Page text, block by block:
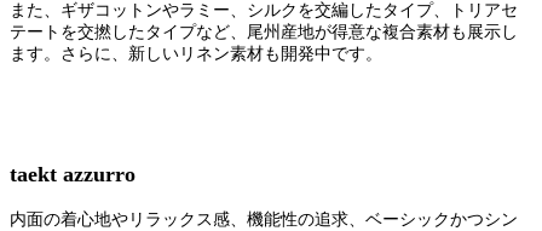
また、ギザコットンやラミー、シルクを交編したタイプ、トリアセ
テートを交撚したタイプなど、尾州産地が得意な複合素材も展示し
ます。さらに、新しいリネン素材も開発中です。
taekt azzurro
内面の着心地やリラックス感、機能性の追求、ベーシックかつシン